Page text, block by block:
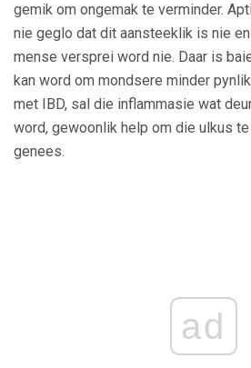
gemik om ongemak te verminder.
nie geglo dat dit aansteeklik is nie en
mense versprei word nie. Daar is
kan word om mondsere minder
met IBD, sal die inflammasie wat
word, gewoonlik help om die ulkus
genees.
ad